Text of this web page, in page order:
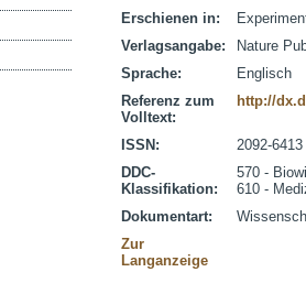
Erschienen in:
Verlagsangabe:
Nature
Sprache:
Englisch
Referenz zum
Volltext:
http://
ISSN:
2092-6413
DDC-
Klassifikation:
570 -
610 -
Dokumentart:
Zur
Langanzeige